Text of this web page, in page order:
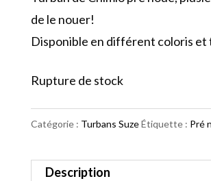
de le nouer!
Disponible en différent coloris et
Rupture de stock
Catégorie : Turbans SuzeÉtiquette : Pré
Description